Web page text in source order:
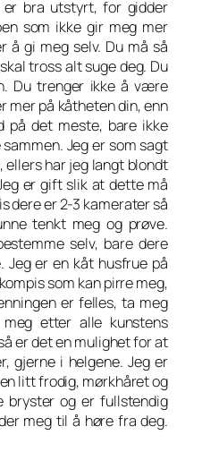
bra utstyrt, for gidder
som ikke gir meg mer
å gi meg selv. Du må så
tross alt suge deg. Du
Du trenger ikke å være
mer på kåtheten din, enn
på det meste, bare ikke
Jeg er som sagt
ellers har jeg langt blondt
er gift slik at dette må
dere er 2-3 kamerater så
tenkt meg og prøve.
selv, bare dere
Jeg er en kåt husfrue på
som kan pirre meg,
er felles, ta meg
etter alle kunstens
er det en mulighet for at
gjerne i helgene. Jeg er
litt frodig, mørkhåret og
bryster og er fullstendig
meg til å høre fra deg.